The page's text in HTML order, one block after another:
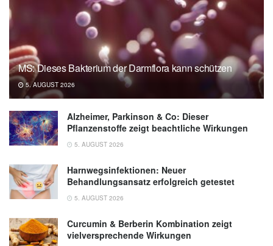
MS: Dieses Bakterium der Darmflora kann schützen
5. AUGUST 2026
Alzheimer, Parkinson & Co: Dieser
Pflanzenstoffe zeigt beachtliche Wirkungen
5. AUGUST 2026
Harnwegsinfektionen: Neuer
Behandlungsansatz erfolgreich getestet
5. AUGUST 2026
Curcumin & Berberin Kombination zeigt
vielversprechende Wirkungen